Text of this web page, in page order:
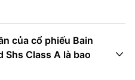
của cổ phiếu Bain
Shs Class A là bao
